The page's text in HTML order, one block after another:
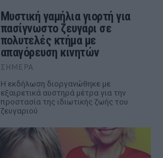
Μυστική γαμήλια γιορτή για
πασίγνωστο ζευγάρι σε
πολυτελές κτήμα με
απαγόρευση κινητών
ΣΉΜΕΡΑ
Η εκδήλωση διοργανώθηκε με
εξαιρετικά αυστηρά μέτρα για την
προστασία της ιδιωτικής ζωής του
ζευγαριού